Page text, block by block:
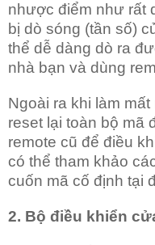
nhược điểm như rất
bị dò sóng (tần số)
thể dễ dàng dò ra
nhà bạn và dùng
Ngoài ra khi làm
reset lại toàn bộ mã
remote cũ để điều
có thể tham khảo
cuốn mã cố định tại
2. Bộ điều khiển